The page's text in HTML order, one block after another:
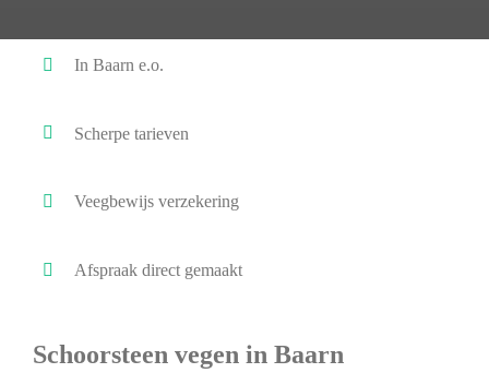
In Baarn e.o.
Scherpe tarieven
Veegbewijs verzekering
Afspraak direct gemaakt
Schoorsteen vegen in Baarn